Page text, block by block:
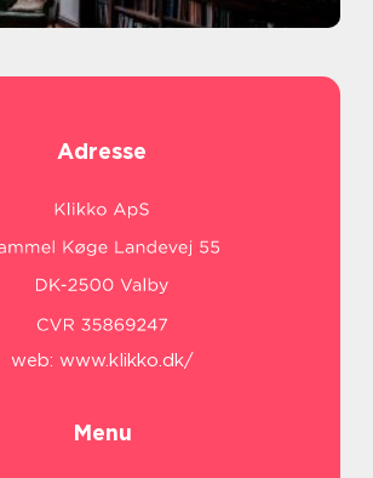
Adresse
web: www.klikko.dk/
Menu